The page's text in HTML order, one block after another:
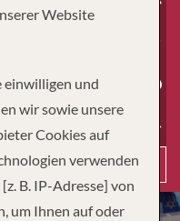
Website
einwilligen und
wir sowie unsere
Cookies auf
verwenden
B. IP-Adresse] von
um Ihnen auf oder